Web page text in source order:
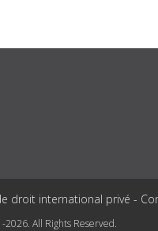
droit international privé -
2026. All Rights Reserved.